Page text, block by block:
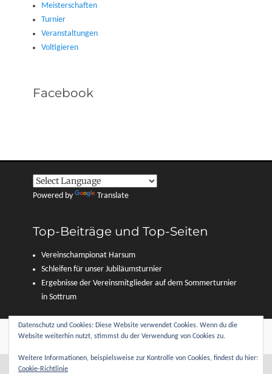
Meisterschaften
Turnier
Veranstaltungen
Voltigieren
Facebook
Powered by Translate
Top-Beiträge und Top-Seiten
Vereinschampionat Harsum
Schleifen für unser Jubiläumsturnier
Ergebnisse der Vereinsmitglieder auf dem Sommerturnier
in Sottrum
Datenschutz und Cookies: Diese Website verwendet Cookies. Wenn du die
Website weiterhin nutzt, stimmst du der Verwendung von Cookies zu.
Weitere Informationen, beispielsweise zur Kontrolle von Cookies, findest du hier:
Cookie-Richtlinie